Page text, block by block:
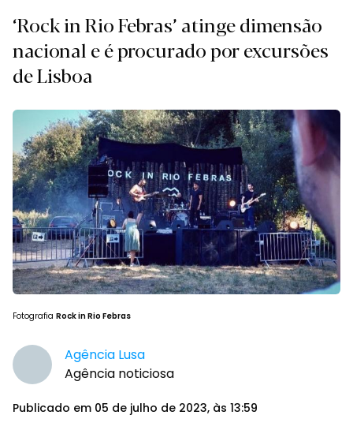
‘Rock in Rio Febras’ atinge dimensão
nacional e é procurado por excursões
de Lisboa
Fotografia Rock in Rio Febras
Agência Lusa
Agência noticiosa
Publicado em 05 de julho de 2023, às 13:59